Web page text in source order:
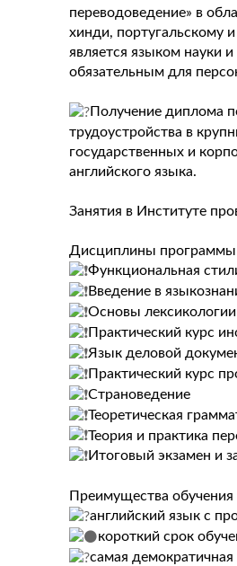
переводоведение» в
хинди, португальскому
является языком науки
обязательным для
Получение диплома
трудоустройства в
государственных и
английского языка.
Занятия в Институте
Дисциплины программы
️Функциональная
️Введение в
️Основы лексикологии
️Практический курс
️Язык деловой
️Практический курс
️Страноведение
️Теоретическая
️Теория и практика
️Итоговый экзамен и
Преимущества обучения
английский язык с
️короткий срок
самая